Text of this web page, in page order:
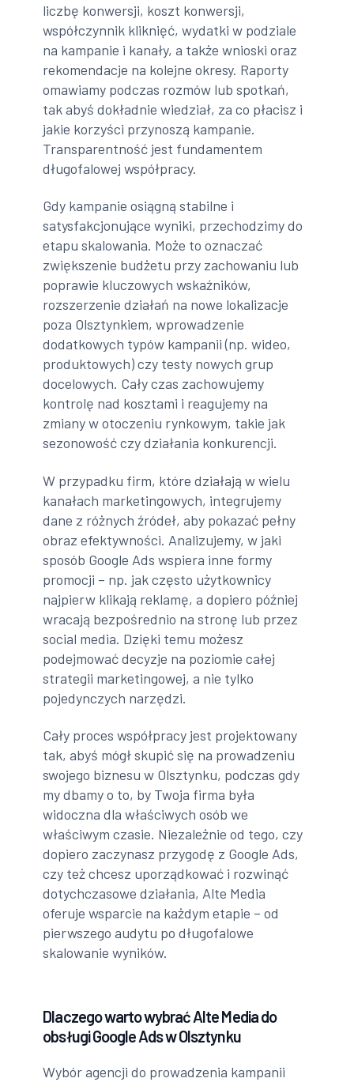
liczbę konwersji, koszt konwersji,
współczynnik kliknięć, wydatki w podziale
na kampanie i kanały, a także wnioski oraz
rekomendacje na kolejne okresy. Raporty
omawiamy podczas rozmów lub spotkań,
tak abyś dokładnie wiedział, za co płacisz i
jakie korzyści przynoszą kampanie.
Transparentność jest fundamentem
długofalowej współpracy.
Gdy kampanie osiągną stabilne i
satysfakcjonujące wyniki, przechodzimy do
etapu skalowania. Może to oznaczać
zwiększenie budżetu przy zachowaniu lub
poprawie kluczowych wskaźników,
rozszerzenie działań na nowe lokalizacje
poza Olsztynkiem, wprowadzenie
dodatkowych typów kampanii (np. wideo,
produktowych) czy testy nowych grup
docelowych. Cały czas zachowujemy
kontrolę nad kosztami i reagujemy na
zmiany w otoczeniu rynkowym, takie jak
sezonowość czy działania konkurencji.
W przypadku firm, które działają w wielu
kanałach marketingowych, integrujemy
dane z różnych źródeł, aby pokazać pełny
obraz efektywności. Analizujemy, w jaki
sposób Google Ads wspiera inne formy
promocji – np. jak często użytkownicy
najpierw klikają reklamę, a dopiero później
wracają bezpośrednio na stronę lub przez
social media. Dzięki temu możesz
podejmować decyzje na poziomie całej
strategii marketingowej, a nie tylko
pojedynczych narzędzi.
Cały proces współpracy jest projektowany
tak, abyś mógł skupić się na prowadzeniu
swojego biznesu w Olsztynku, podczas gdy
my dbamy o to, by Twoja firma była
widoczna dla właściwych osób we
właściwym czasie. Niezależnie od tego, czy
dopiero zaczynasz przygodę z Google Ads,
czy też chcesz uporządkować i rozwinąć
dotychczasowe działania, Alte Media
oferuje wsparcie na każdym etapie – od
pierwszego audytu po długofalowe
skalowanie wyników.
Dlaczego warto wybrać Alte Media do
obsługi Google Ads w Olsztynku
Wybór agencji do prowadzenia kampanii